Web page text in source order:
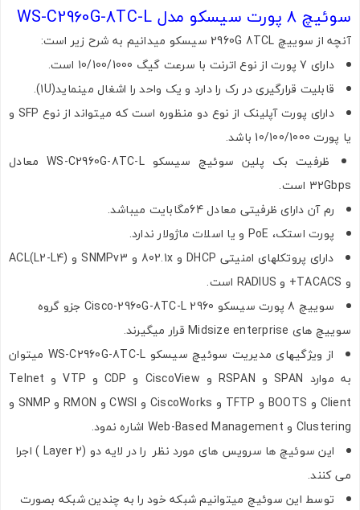
سوئیچ 8 پورت سیسکو مدل WS-C2960G-8TC-L
آنچه از سوییچ 2960G 8TCL سیسکو میدانیم به شرح زیر است:
دارای 7 پورت از نوع اترنت با سرعت گیگ 10/100/1000 است.
قابلیت قرارگیری در رک را دارد و یک واحد را اشغال مینماید(1U).
دارای پورت آپلینک از نوع دو منظوره است که میتواند از نوع SFP و
یا پورت 10/100/1000 باشد.
ظرفیت بک پلین سوئیچ سیسکو WS-C2960G-8TC-L معادل
32Gbps است.
رم آن دارای ظرفیتی معادل 64مگابایت میباشد.
پورت استک، PoE و یا اسلات ماژولار ندارد.
دارای پروتکلهای امنیتی DHCP و 802.1x و SNMPv3 و ACL(L2-L4)
و TACACS+ و RADIUS است.
سوییچ 8 پورت سیسکو 2960 Cisco-2960G-8TC-L جزو گروه
سوییچ های Midsize enterprise قرار میگیرند.
از ویژگیهای مدیریت سوئیچ سیسکو WS-C2960G-8TC-L میتوان
به موارد SPAN و RSPAN و CiscoView و CDP و VTP و Telnet
Client و BOOTS و TFTP و CiscoWorks و CWSI و RMON و SNMP و
Clustering و Web-Based Management اشاره نمود.
این سوئیچ ها سرویس های مورد نظر را در لایه دو (Layer 2 ) اجرا
می کنند.
توسط این سوئیچ میتوانیم شبکه خود را به چندین شبکه بصورت